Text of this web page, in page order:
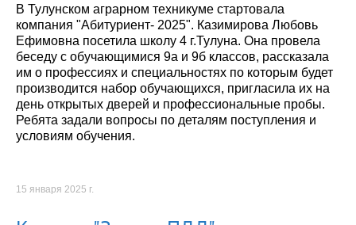
В Тулунском аграрном техникуме стартовала
компания "Абитуриент- 2025". Казимирова Любовь
Ефимовна посетила школу 4 г.Тулуна. Она провела
беседу с обучающимися 9а и 9б классов, рассказала
им о профессиях и специальностях по которым будет
производится набор обучающихся, пригласила их на
день открытых дверей и профессиональные пробы.
Ребята задали вопросы по деталям поступления и
условиям обучения.
15 января 2025 г.